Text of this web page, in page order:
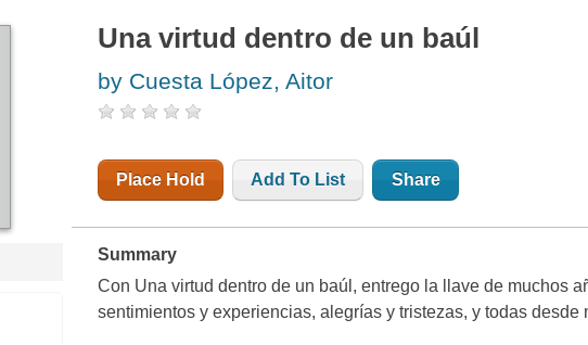
Una virtud dentro de un baúl
by Cuesta López, Aitor
Place Hold Add To List Share
Summary
Con Una virtud dentro de un baúl, entrego la llave de muchos
sentimientos y experiencias, alegrías y tristezas, y todas desde